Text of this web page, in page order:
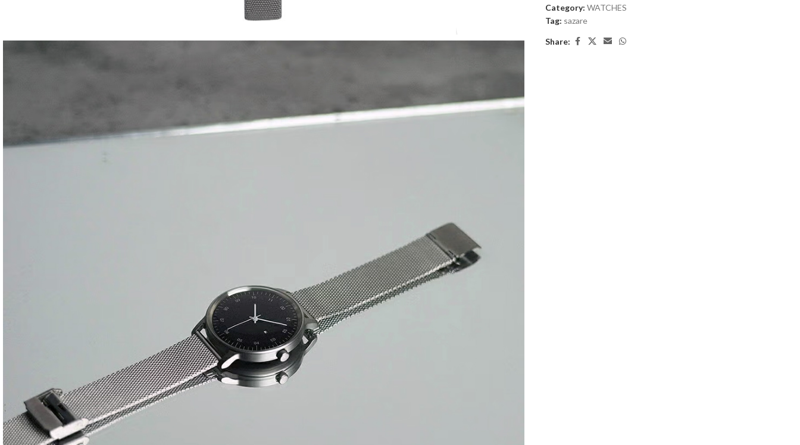
Category: WATCHES
Tag: sazare
Share: